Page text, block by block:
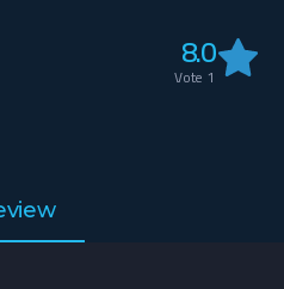
8.0
1